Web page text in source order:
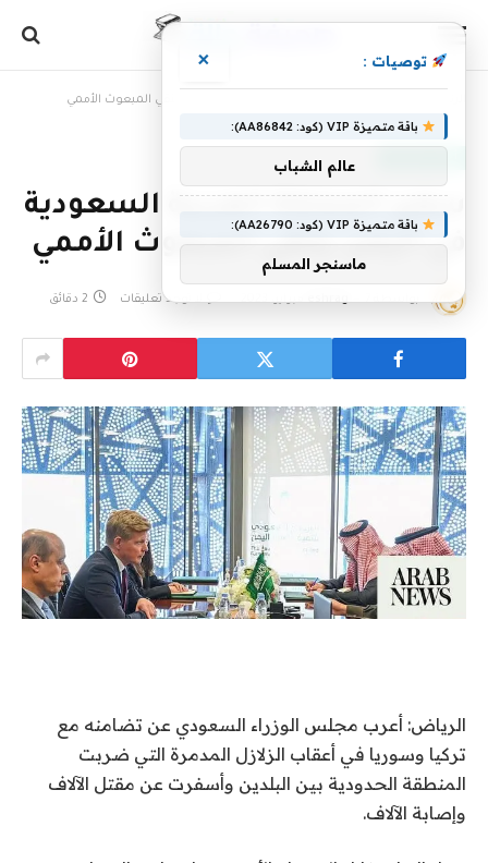
سفير المملكة العربية السعودية في اليمن يلتقي المبعوث الأممي
سفير المملكة العربية السعودية
في اليمن يلتقي المبعوث الأممي
بواسطة eshrag 7 فبراير، 2023 لا توجد تعليقات 2 دقائق
الرياض: أعرب مجلس الوزراء السعودي عن تضامنه مع
تركيا وسوريا في أعقاب الزلازل المدمرة التي ضربت
المنطقة الحدودية بين البلدين وأسفرت عن مقتل الآلاف
وإصابة الآلاف.
توصيات : ×
باقة متميزة VIP (كود: AA86842):
عالم الشباب
باقة متميزة VIP (كود: AA26790):
ماسنجر المسلم